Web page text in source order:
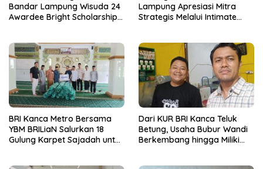
Bandar Lampung Wisuda 24
Awardee Bright Scholarship
Lampung Apresiasi Mitra
Strategis Melalui Intimate
Ride
BRI Kanca Metro Bersama
YBM BRILiaN Salurkan 18
Gulung Karpet Sajadah untuk
Dari KUR BRI Kanca Teluk
Betung, Usaha Bubur Wandi
Berkembang hingga Miliki